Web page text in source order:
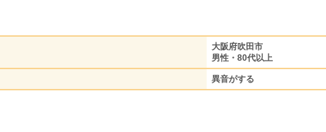
大阪府吹田市
男性・80代以上
異音がする